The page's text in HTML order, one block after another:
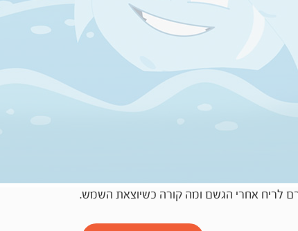
לריח אחרי הגשם ומה קורה כשיוצאת השמש.